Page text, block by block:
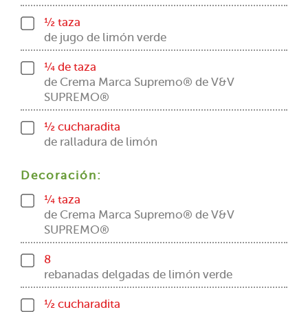
½ taza
de jugo de limón verde
¼ de taza
de Crema Marca Supremo® de V&V
SUPREMO®
½ cucharadita
de ralladura de limón
Decoración:
¼ taza
de Crema Marca Supremo® de V&V
SUPREMO®
8
rebanadas delgadas de limón verde
½ cucharadita